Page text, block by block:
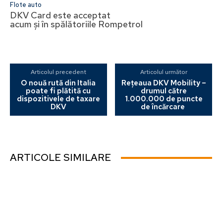
Flote auto
DKV Card este acceptat
acum și în spălătoriile Rompetrol
Articolul precedent
O nouă rută din Italia
poate fi plătită cu
dispozitivele de taxare
DKV
Articolul următor
Rețeaua DKV Mobility –
drumul către
1.000.000 de puncte
de încărcare
ARTICOLE SIMILARE